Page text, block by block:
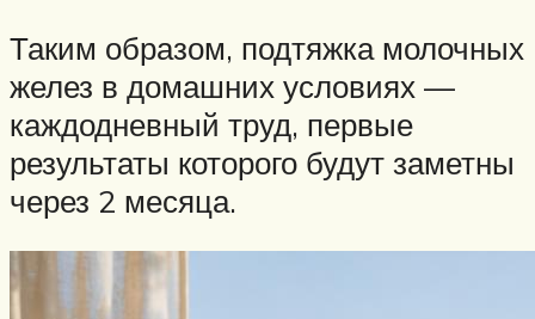
Таким образом, подтяжка молочных
желез в домашних условиях —
каждодневный труд, первые
результаты которого будут заметны
через 2 месяца.